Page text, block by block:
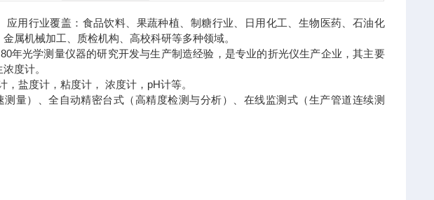
应用行业覆盖：食品饮料、果蔬种植、制糖行业、日用化工、生物医药、石油化
属机械加工、质检机构、高校科研等多种领域。
年光学测量仪器的研究开发与生产制造经验，是专业的折光仪生产企业，其主要
度计。
盐度计，粘度计， 浓度计，pH计等。
量）、全自动精密台式（高精度检测与分析）、在线监测式（生产管道连续测